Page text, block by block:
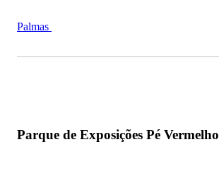
Palmas
Parque de Exposições Pé Vermelho